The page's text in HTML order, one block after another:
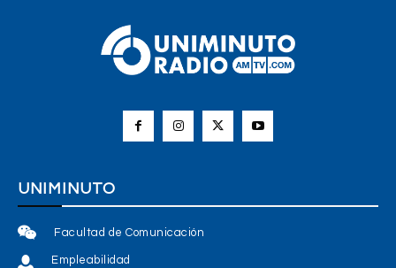
UNIMINUTO
Facultad de Comunicación
Empleabilidad